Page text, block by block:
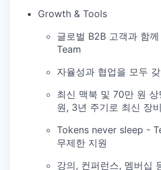
Growth & Tools
글로벌 B2B 고객과 함
Team
자율성과 협업을 모두
최신 맥북 및 70만 원
원, 3년 주기로 최신 장
Tokens never sleep -
무제한 지원
강의, 컨퍼런스, 멤버십